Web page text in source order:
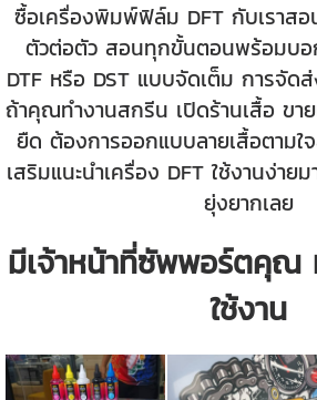
ซื้อเครื่องพิมพ์ฟิล์ม DFT กับเราส
ตัวต่อตัว สอนทุกขั้นตอนพร้อมบอ
DTF หรือ DST แบบจัดเต็ม การจัดส่
ถ้าคุณทำงานสกรีน เปิดร้านเสื้อ ขา
ยืด ต้องการออกแบบลายเสื้อตามใ
เสริมแนะนำเครื่อง DFT ใช้งานง่าย
ยุ่งยากเลย
มีเจ้าหน้าที่ซัพพอร์ตคุณ
ใช้งาน